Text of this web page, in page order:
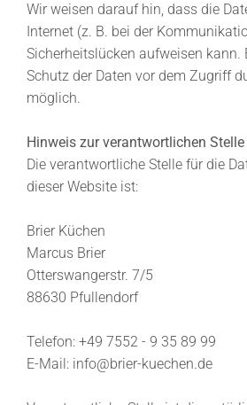
Wir weisen darauf hin, dass die
Internet (z. B. bei der
Sicherheitslücken aufweisen kann.
Schutz der Daten vor dem Zugriff
möglich.
Hinweis zur verantwortlichen Stelle
Die verantwortliche Stelle für die
dieser Website ist:
Brier Küchen
Marcus Brier
Otterswangerstr. 7/5
88630 Pfullendorf
Telefon: +49 7552 - 9 35 89 99
E-Mail: info@brier-kuechen.de